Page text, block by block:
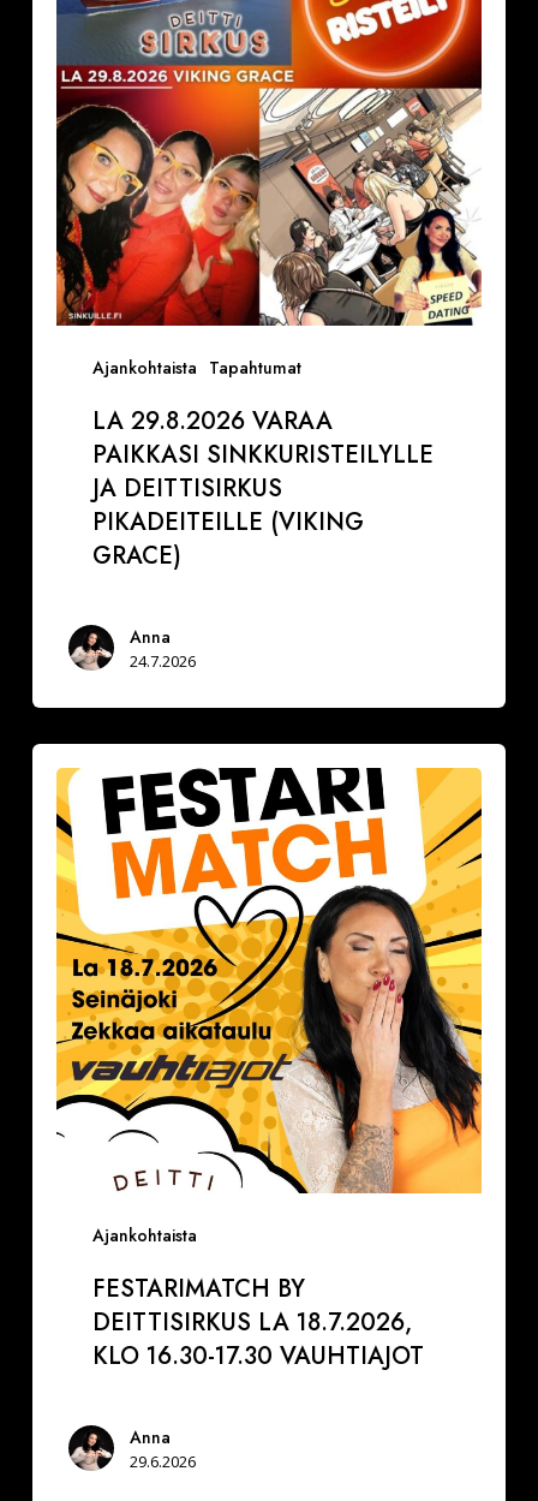
Ajankohtaista Tapahtumat
Sinkkuristeilylle
Deittisirkus
pikadeiteille
(Viking
Grace)
LA 29.8.2026 VARAA
PAIKKASI SINKKURISTEILYLLE
JA DEITTISIRKUS
PIKADEITEILLE (VIKING
GRACE)
Anna
24.7.2026
Ajankohtaista
Festarimatch
Deittisirkus
18.7.2026,
klo
16.30-
17.30
VAUHTIAJOT
FESTARIMATCH BY
DEITTISIRKUS LA 18.7.2026,
KLO 16.30-17.30 VAUHTIAJOT
Anna
29.6.2026